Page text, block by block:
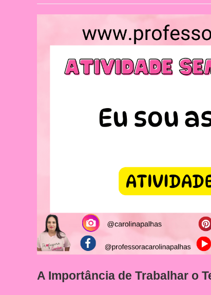
A Importância de Trabalhar o